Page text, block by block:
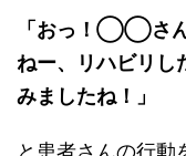
「おっ！◯◯さん
ねー、リハビリし
みましたね！」